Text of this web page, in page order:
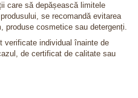
care să depășească limitele
se recomandă evitarea
produse cosmetice sau detergenți.
verificate individual înainte de
de certificat de calitate sau